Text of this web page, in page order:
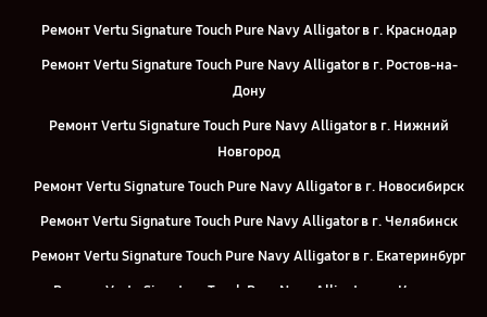
Ремонт Vertu Signature Touch Pure Navy Alligator в г. Краснодар
Ремонт Vertu Signature Touch Pure Navy Alligator в г. Ростов-на-
Дону
Ремонт Vertu Signature Touch Pure Navy Alligator в г. Нижний
Новгород
Ремонт Vertu Signature Touch Pure Navy Alligator в г. Новосибирск
Ремонт Vertu Signature Touch Pure Navy Alligator в г. Челябинск
Ремонт Vertu Signature Touch Pure Navy Alligator в г. Екатеринбург
Ремонт Vertu Signature Touch Pure Navy Alligator в г. Казань